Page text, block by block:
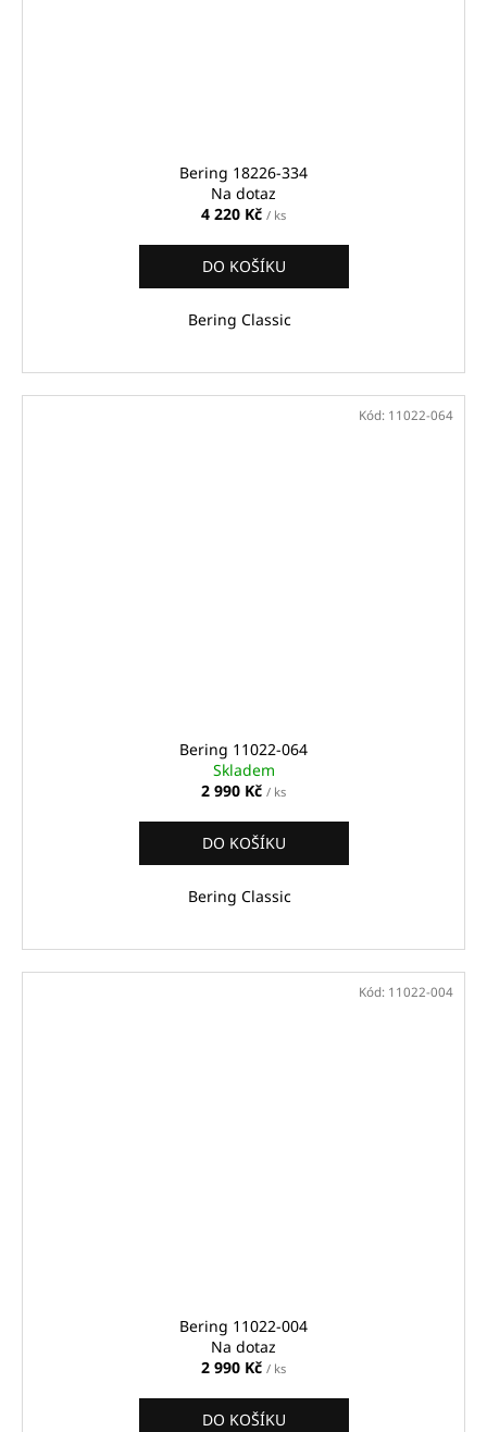
Bering 18226-334
Na dotaz
4 220 Kč / ks
DO KOŠÍKU
Bering Classic
Bering 11022-064
Skladem
2 990 Kč / ks
DO KOŠÍKU
Bering Classic
Kód: 11022-064
Bering 11022-004
Na dotaz
2 990 Kč / ks
DO KOŠÍKU
Kód: 11022-004